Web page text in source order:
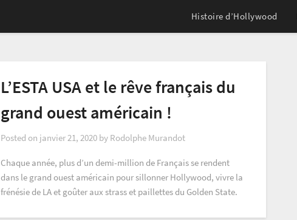
Histoire d’Hollywood
L’ESTA USA et le rêve français du
grand ouest américain !
Posted on janvier 21, 2020by Rodolphe Murandot
Chaque année, plus d’un demi-million de Français se rendent
dans le grand ouest américain pour sillonner Hollywood, vivre la
frénésie de LA et goûter aux strass et paillettes du Golden State.